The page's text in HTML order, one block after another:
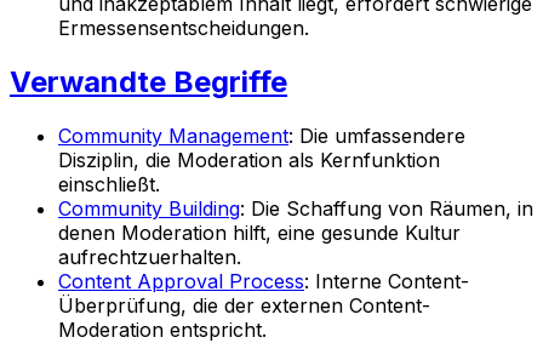
Ermessensentscheidungen.
Verwandte Begriffe
Community Management: Die umfassendere
Disziplin, die Moderation als Kernfunktion
einschließt.
Community Building: Die Schaffung von Räumen, in
denen Moderation hilft, eine gesunde Kultur
aufrechtzuerhalten.
Content Approval Process: Interne Content-
Überprüfung, die der externen Content-
Moderation entspricht.